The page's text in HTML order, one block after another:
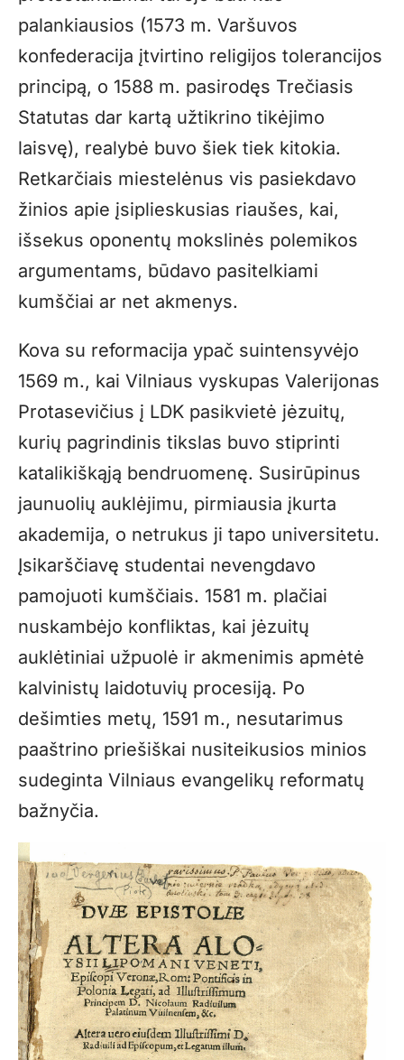
palankiausios (1573 m. Varšuvos
konfederacija įtvirtino religijos tolerancijos
principą, o 1588 m. pasirodęs Trečiasis
Statutas dar kartą užtikrino tikėjimo
laisvę), realybė buvo šiek tiek kitokia.
Retkarčiais miestelėnus vis pasiekdavo
žinios apie įsiplieskusias riaušes, kai,
išsekus oponentų mokslinės polemikos
argumentams, būdavo pasitelkiami
kumščiai ar net akmenys.
Kova su reformacija ypač suintensyvėjo
1569 m., kai Vilniaus vyskupas Valerijonas
Protasevičius į LDK pasikvietė jėzuitų,
kurių pagrindinis tikslas buvo stiprinti
katalikiškąją bendruomenę. Susirūpinus
jaunuolių auklėjimu, pirmiausia įkurta
akademija, o netrukus ji tapo universitetu.
Įsikarščiavę studentai nevengdavo
pamojuoti kumščiais. 1581 m. plačiai
nuskambėjo konfliktas, kai jėzuitų
auklėtiniai užpuolė ir akmenimis apmėtė
kalvinistų laidotuvių procesiją. Po
dešimties metų, 1591 m., nesutarimus
paaštrino priešiškai nusiteikusios minios
sudeginta Vilniaus evangelikų reformatų
bažnyčia.